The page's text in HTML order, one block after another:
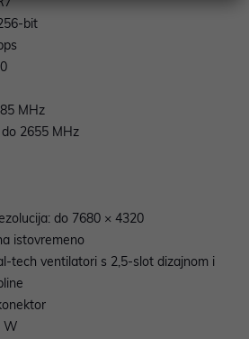
bit
MHz
2655 MHz
do 7680 × 4320
istovremeno
tech ventilatori s 2,5-slot dizajnom i
W